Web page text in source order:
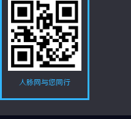
人脉网与您同行